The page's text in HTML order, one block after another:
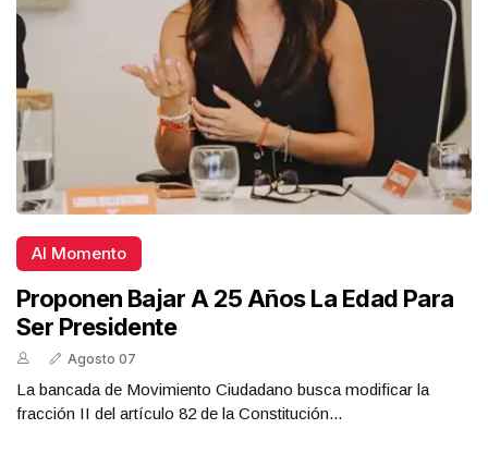
Al Momento
Proponen Bajar A 25 Años La Edad Para
Ser Presidente
Agosto 07
La bancada de Movimiento Ciudadano busca modificar la
fracción II del artículo 82 de la Constitución...